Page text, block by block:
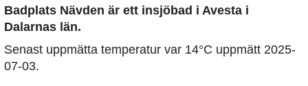
Badplats Nävden är ett insjöbad i Avesta i
Dalarnas län.
Senast uppmätta temperatur var 14°C uppmätt 2025-
07-03.